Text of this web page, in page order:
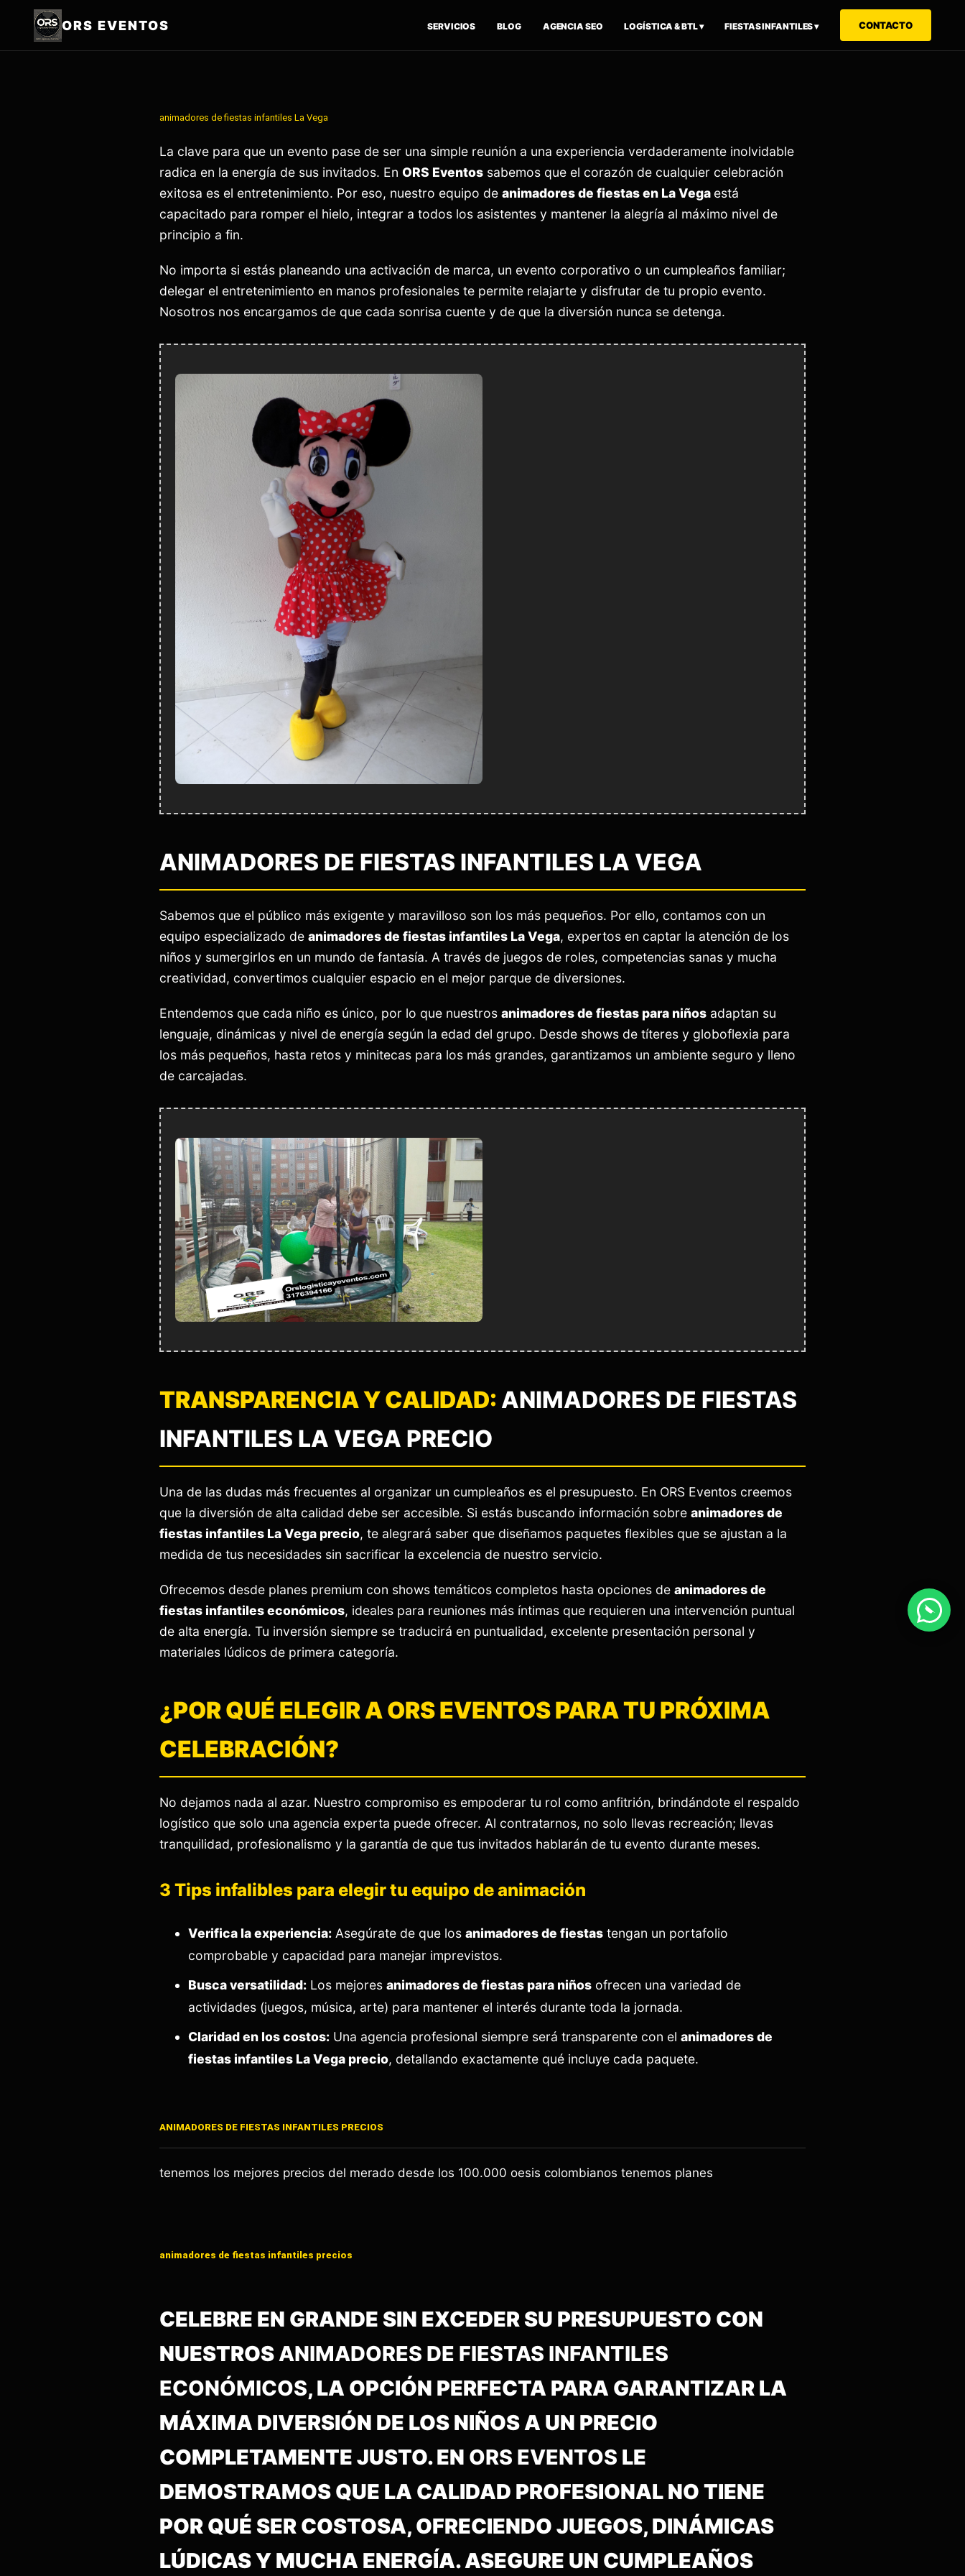
ORS EVENTOS SERVICIOS BLOG AGENCIA SEO LOGÍSTICA & BTL ▾ FIESTAS INFANTILES ▾ CONTACTO
animadores de fiestas infantiles La Vega
La clave para que un evento pase de ser una simple reunión a una experiencia verdaderamente inolvidable
radica en la energía de sus invitados. En ORS Eventos sabemos que el corazón de cualquier celebración
exitosa es el entretenimiento. Por eso, nuestro equipo de animadores de fiestas en La Vega está
capacitado para romper el hielo, integrar a todos los asistentes y mantener la alegría al máximo nivel de
principio a fin.
No importa si estás planeando una activación de marca, un evento corporativo o un cumpleaños familiar;
delegar el entretenimiento en manos profesionales te permite relajarte y disfrutar de tu propio evento.
Nosotros nos encargamos de que cada sonrisa cuente y de que la diversión nunca se detenga.
ANIMADORES DE FIESTAS INFANTILES LA VEGA
Sabemos que el público más exigente y maravilloso son los más pequeños. Por ello, contamos con un
equipo especializado de animadores de fiestas infantiles La Vega, expertos en captar la atención de los
niños y sumergirlos en un mundo de fantasía. A través de juegos de roles, competencias sanas y mucha
creatividad, convertimos cualquier espacio en el mejor parque de diversiones.
Entendemos que cada niño es único, por lo que nuestros animadores de fiestas para niños adaptan su
lenguaje, dinámicas y nivel de energía según la edad del grupo. Desde shows de títeres y globoflexia para
los más pequeños, hasta retos y minitecas para los más grandes, garantizamos un ambiente seguro y lleno
de carcajadas.
TRANSPARENCIA Y CALIDAD: ANIMADORES DE FIESTAS
INFANTILES LA VEGA PRECIO
Una de las dudas más frecuentes al organizar un cumpleaños es el presupuesto. En ORS Eventos creemos
que la diversión de alta calidad debe ser accesible. Si estás buscando información sobre animadores de
fiestas infantiles La Vega precio, te alegrará saber que diseñamos paquetes flexibles que se ajustan a la
medida de tus necesidades sin sacrificar la excelencia de nuestro servicio.
Ofrecemos desde planes premium con shows temáticos completos hasta opciones de animadores de
fiestas infantiles económicos, ideales para reuniones más íntimas que requieren una intervención puntual
de alta energía. Tu inversión siempre se traducirá en puntualidad, excelente presentación personal y
materiales lúdicos de primera categoría.
¿POR QUÉ ELEGIR A ORS EVENTOS PARA TU PRÓXIMA
CELEBRACIÓN?
No dejamos nada al azar. Nuestro compromiso es empoderar tu rol como anfitrión, brindándote el respaldo
logístico que solo una agencia experta puede ofrecer. Al contratarnos, no solo llevas recreación; llevas
tranquilidad, profesionalismo y la garantía de que tus invitados hablarán de tu evento durante meses.
3 Tips infalibles para elegir tu equipo de animación
Verifica la experiencia: Asegúrate de que los animadores de fiestas tengan un portafolio
comprobable y capacidad para manejar imprevistos.
Busca versatilidad: Los mejores animadores de fiestas para niños ofrecen una variedad de
actividades (juegos, música, arte) para mantener el interés durante toda la jornada.
Claridad en los costos: Una agencia profesional siempre será transparente con el animadores de
fiestas infantiles La Vega precio, detallando exactamente qué incluye cada paquete.
ANIMADORES DE FIESTAS INFANTILES PRECIOS
tenemos los mejores precios del merado desde los 100.000 oesis colombianos tenemos planes
animadores de fiestas infantiles precios
CELEBRE EN GRANDE SIN EXCEDER SU PRESUPUESTO CON
NUESTROSANIMADORES DE FIESTAS INFANTILES
ECONÓMICOS, LA OPCIÓN PERFECTA PARA GARANTIZAR LA
MÁXIMA DIVERSIÓN DE LOS NIÑOS A UN PRECIO
COMPLETAMENTE JUSTO. EN ORS EVENTOS LE
DEMOSTRAMOS QUE LA CALIDAD PROFESIONAL NO TIENE
POR QUÉ SER COSTOSA, OFRECIENDO JUEGOS, DINÁMICAS
LÚDICAS Y MUCHA ENERGÍA. ASEGURE UN CUMPLEAÑOS